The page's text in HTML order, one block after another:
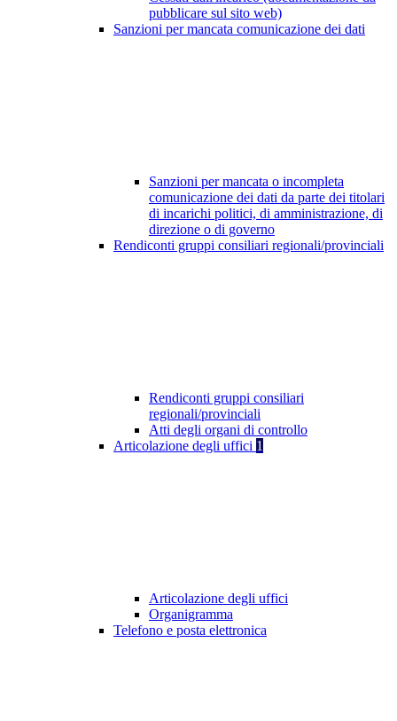
pubblicare sul sito web)
Sanzioni per mancata comunicazione dei dati
Sanzioni per mancata o incompleta
comunicazione dei dati da parte dei titolari
di incarichi politici, di amministrazione, di
direzione o di governo
Rendiconti gruppi consiliari regionali/provinciali
Rendiconti gruppi consiliari
regionali/provinciali
Atti degli organi di controllo
Articolazione degli uffici 1
Articolazione degli uffici
Organigramma
Telefono e posta elettronica